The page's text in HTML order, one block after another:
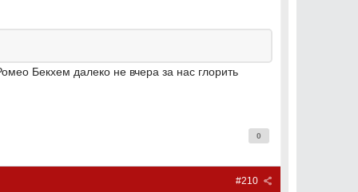
Бекхем далеко не вчера за нас глорить
0
#210